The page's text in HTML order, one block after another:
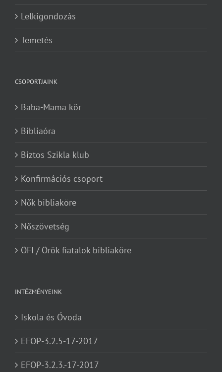
Lelkigondozás
Temetés
CSOPORTJAINK
Baba-Mama kör
Bibliaóra
Biztos Szikla klub
Konfirmációs csoport
Nők bibliaköre
Nőszövetség
ÖFI / Örök fiatalok bibliaköre
INTÉZMÉNYEINK
Iskola és Óvoda
EFOP-3.2.5-17-2017
EFOP-3.2.3.-17-2017